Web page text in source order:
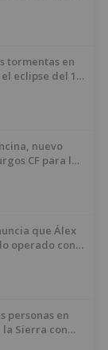
tormentas en
eclipse del 12
nuevo
CF para la
que Álex
operado con
personas en
Sierra con